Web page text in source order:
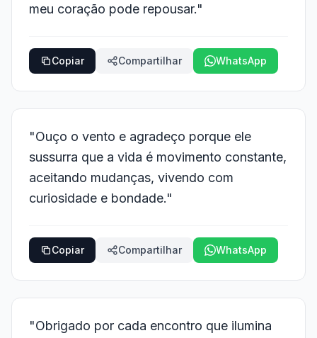
meu coração pode repousar."
Copiar Compartilhar WhatsApp
"Ouço o vento e agradeço porque ele
sussurra que a vida é movimento constante,
aceitando mudanças, vivendo com
curiosidade e bondade."
Copiar Compartilhar WhatsApp
"Obrigado por cada encontro que ilumina